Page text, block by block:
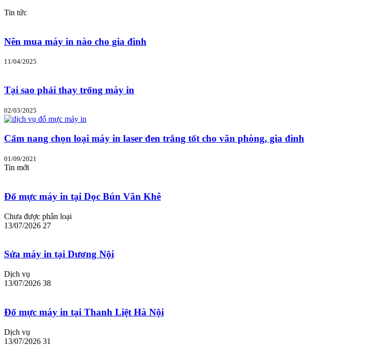
Tin tức
Nên mua máy in nào cho gia đình
11/04/2025
Tại sao phải thay trống máy in
02/03/2025
Cẩm nang chọn loại máy in laser đen trắng tốt cho văn phòng, gia đình
01/09/2021
Tin mới
Đổ mực máy in tại Dọc Bún Văn Khê
Chưa được phân loại
13/07/2026 27
Sửa máy in tại Dương Nội
Dịch vụ
13/07/2026 38
Đổ mực máy in tại Thanh Liệt Hà Nội
Dịch vụ
13/07/2026 31